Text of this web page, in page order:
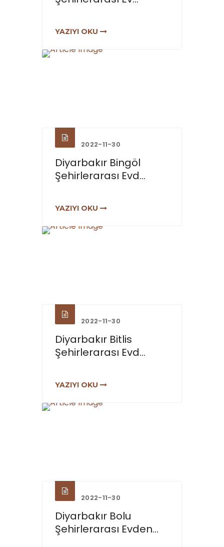
YAZIYI OKU
2022-11-30
Diyarbakır Bingöl
Şehirlerarası Evd...
YAZIYI OKU
2022-11-30
Diyarbakır Bitlis
Şehirlerarası Evd...
YAZIYI OKU
2022-11-30
Diyarbakır Bolu
Şehirlerarası Evden...